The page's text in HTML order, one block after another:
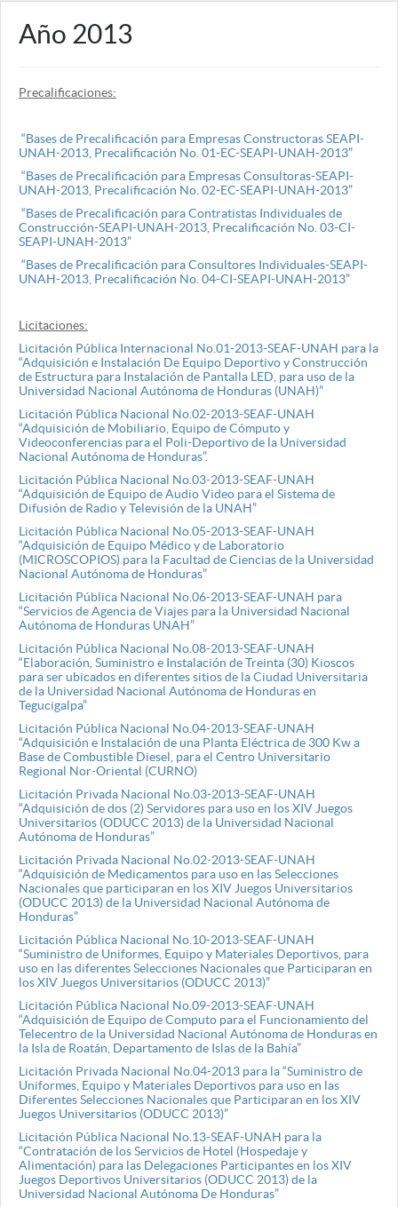
Año 2013
Precalificaciones:
“Bases de Precalificación para Empresas Constructoras SEAPI-
UNAH-2013, Precalificación No. 01-EC-SEAPI-UNAH-2013”
“Bases de Precalificación para Empresas Consultoras-SEAPI-
UNAH-2013, Precalificación No. 02-EC-SEAPI-UNAH-2013”
“Bases de Precalificación para Contratistas Individuales de
Construcción-SEAPI-UNAH-2013, Precalificación No. 03-CI-
SEAPI-UNAH-2013”
“Bases de Precalificación para Consultores Individuales-SEAPI-
UNAH-2013, Precalificación No. 04-CI-SEAPI-UNAH-2013”
Licitaciones:
Licitación Pública Internacional No.01-2013-SEAF-UNAH para la
“Adquisición e Instalación De Equipo Deportivo y Construcción
de Estructura para Instalación de Pantalla LED, para uso de la
Universidad Nacional Autónoma de Honduras (UNAH)”
Licitación Pública Nacional No.02-2013-SEAF-UNAH
“Adquisición de Mobiliario, Equipo de Cómputo y
Videoconferencias para el Poli-Deportivo de la Universidad
Nacional Autónoma de Honduras”.
Licitación Pública Nacional No.03-2013-SEAF-UNAH
“Adquisición de Equipo de Audio Video para el Sistema de
Difusión de Radio y Televisión de la UNAH”
Licitación Pública Nacional No.05-2013-SEAF-UNAH
“Adquisición de Equipo Médico y de Laboratorio
(MICROSCOPIOS) para la Facultad de Ciencias de la Universidad
Nacional Autónoma de Honduras”
Licitación Pública Nacional No.06-2013-SEAF-UNAH para
“Servicios de Agencia de Viajes para la Universidad Nacional
Autónoma de Honduras UNAH”
Licitación Pública Nacional No.08-2013-SEAF-UNAH
“Elaboración, Suministro e Instalación de Treinta (30) Kioscos
para ser ubicados en diferentes sitios de la Ciudad Universitaria
de la Universidad Nacional Autónoma de Honduras en
Tegucigalpa”
Licitación Pública Nacional No.04-2013-SEAF-UNAH
“Adquisición e Instalación de una Planta Eléctrica de 300 Kw a
Base de Combustible Diesel, para el Centro Universitario
Regional Nor-Oriental (CURNO)
Licitación Privada Nacional No.03-2013-SEAF-UNAH
“Adquisición de dos (2) Servidores para uso en los XIV Juegos
Universitarios (ODUCC 2013) de la Universidad Nacional
Autónoma de Honduras”
Licitación Privada Nacional No.02-2013-SEAF-UNAH
“Adquisición de Medicamentos para uso en las Selecciones
Nacionales que participaran en los XIV Juegos Universitarios
(ODUCC 2013) de la Universidad Nacional Autónoma de
Honduras”
Licitación Pública Nacional No.10-2013-SEAF-UNAH
“Suministro de Uniformes, Equipo y Materiales Deportivos, para
uso en las diferentes Selecciones Nacionales que Participaran en
los XIV Juegos Universitarios (ODUCC 2013)”
Licitación Pública Nacional No.09-2013-SEAF-UNAH
“Adquisición de Equipo de Computo para el Funcionamiento del
Telecentro de la Universidad Nacional Autónoma de Honduras en
la Isla de Roatán, Departamento de Islas de la Bahía”
Licitación Privada Nacional No.04-2013 para la “Suministro de
Uniformes, Equipo y Materiales Deportivos para uso en las
Diferentes Selecciones Nacionales que Participaran en los XIV
Juegos Universitarios (ODUCC 2013)”
Licitación Pública Nacional No.13-SEAF-UNAH para la
“Contratación de los Servicios de Hotel (Hospedaje y
Alimentación) para las Delegaciones Participantes en los XIV
Juegos Deportivos Universitarios (ODUCC 2013) de la
Universidad Nacional Autónoma De Honduras”